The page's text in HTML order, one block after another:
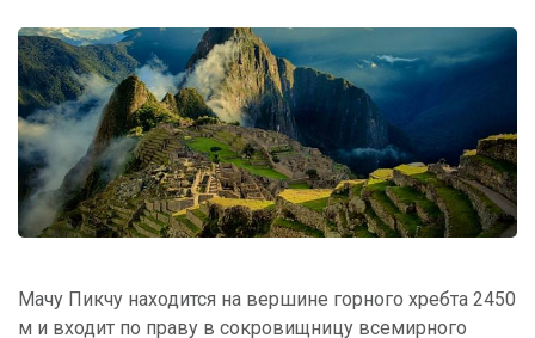
Мачу Пикчу находится на вершине горного хребта 2450
м и входит по праву в сокровищницу всемирного